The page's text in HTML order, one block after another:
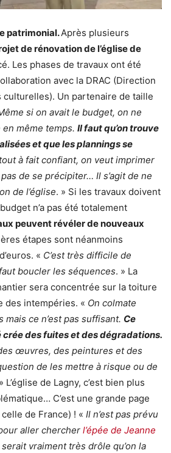
patrimonial.Après plusieurs
de rénovation de l’église de
Les phases de travaux ont été
avec la DRAC (Direction
culturelles). Un partenaire de taille
si on avait le budget, on ne
même temps. Il faut qu’on trouve
et que les plannings se
à fait confiant, on veut imprimer
de se précipiter… Il s’agit de ne
de l’église. » Si les travaux doivent
n’a pas été totalement
peuvent révéler de nouveaux
étapes sont néanmoins
« C’est très difficile de
boucler les séquences. » La
sera concentrée sur la toiture
des intempéries. « On colmate
ce n’est pas suffisant. Ce
crée des fuites et des dégradations.
œuvres, des peintures et des
de les mettre à risque ou de
L’église de Lagny, c’est bien plus
C’est une grande page
de France) ! « Il n’est pas prévu
aller chercher l’épée de Jeanne
vraiment très drôle qu’on la